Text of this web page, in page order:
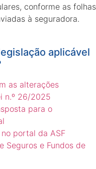
conforme as folhas
à seguradora.
aplicável
as alterações
n.º 26/2025
para o
portal da ASF
Seguros e Fundos de